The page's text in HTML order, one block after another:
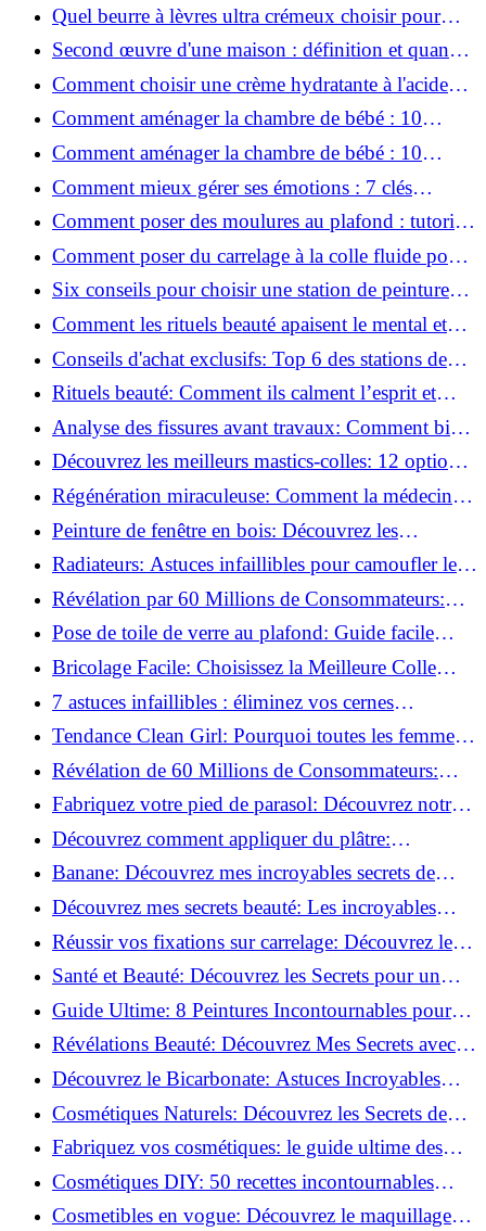
convient le mieux à mon logement ?
Quel beurre à lèvres ultra crémeux choisir pour
lèvres sèches et gercées?
Second œuvre d'une maison : définition et quand
le réaliser
Comment choisir une crème hydratante à l'acide
hyaluronique et niacinamide ?
Comment aménager la chambre de bébé : 10
conseils sécurité, déco et rangement
Comment aménager la chambre de bébé : 10
conseils sécurité, déco et rangement
Comment mieux gérer ses émotions : 7 clés
pratiques
Comment poser des moulures au plafond : tutoriel
vidéo pas à pas ?
Comment poser du carrelage à la colle fluide pour
un rendu professionnel ?
Six conseils pour choisir une station de peinture
basse pression
Comment les rituels beauté apaisent le mental et
créent des moments pour soi ?
Conseils d'achat exclusifs: Top 6 des stations de
peinture basse pression incontournables!
Rituels beauté: Comment ils calment l’esprit et
chouchoutent votre âme!
Analyse des fissures avant travaux: Comment bien
préparer vos surfaces!
Découvrez les meilleurs mastics-colles: 12 options
dès 6,70 €!
Régénération miraculeuse: Comment la médecine
régénérative peut restaurer votre confiance!
Peinture de fenêtre en bois: Découvrez les
techniques infaillibles pour un résultat parfait!
Radiateurs: Astuces infaillibles pour camoufler les
tuyaux apparents!
Révélation par 60 Millions de Consommateurs:
Découvrez le sérum anti-rides numéro un!
Pose de toile de verre au plafond: Guide facile
pour débutants!
Bricolage Facile: Choisissez la Meilleure Colle
pour Chaque Matériau!
7 astuces infaillibles : éliminez vos cernes
rapidement !
Tendance Clean Girl: Pourquoi toutes les femmes
l'adoptent?
Révélation de 60 Millions de Consommateurs:
Découvrez le meilleur fond de teint pour votre
peau!
Fabriquez votre pied de parasol: Découvrez notre
tutoriel facile !
Découvrez comment appliquer du plâtre:
Techniques pour un mur intérieur parfait!
Banane: Découvrez mes incroyables secrets de
beauté!
Découvrez mes secrets beauté: Les incroyables
vertus du curcuma!
Réussir vos fixations sur carrelage: Découvrez les
astuces infaillibles !
Santé et Beauté: Découvrez les Secrets pour un
Bien-être Optimal!
Guide Ultime: 8 Peintures Incontournables pour
Bois Extérieurs!
Révélations Beauté: Découvrez Mes Secrets avec le
Thé Vert Matcha!
Découvrez le Bicarbonate: Astuces Incroyables
pour Votre Quotidien!
Cosmétiques Naturels: Découvrez les Secrets de
Beauté Éco-responsables!
Fabriquez vos cosmétiques: le guide ultime des
produits de beauté maison!
Cosmétiques DIY: 50 recettes incontournables
pour sublimer votre beauté naturelle!
Cosmetibles en vogue: Découvrez le maquillage